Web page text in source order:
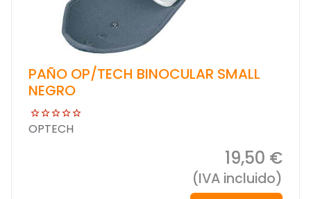
PAÑO OP/TECH BINOCULAR SMALL
NEGRO
OPTECH
19,50 €
(IVA incluido)